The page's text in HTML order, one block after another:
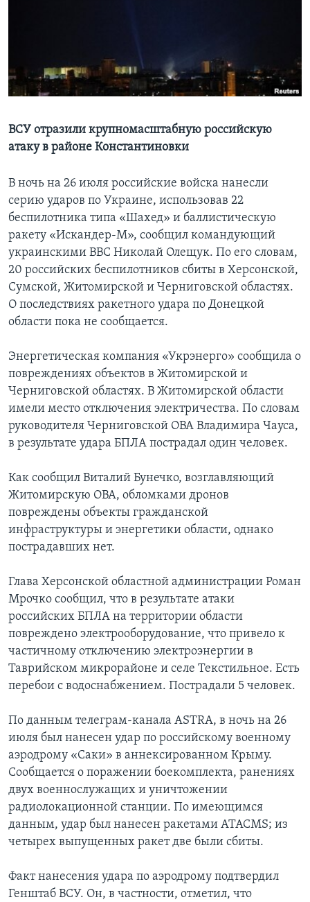
Языки
ВСУ отразили крупномасштабную российскую
атаку в районе Константиновки
В ночь на 26 июля российские войска нанесли
серию ударов по Украине, использовав 22
беспилотника типа «Шахед» и баллистическую
ракету «Искандер-М», сообщил командующий
украинскими ВВС Николай Олещук. По его словам,
20 российских беспилотников сбиты в Херсонской,
Сумской, Житомирской и Черниговской областях.
О последствиях ракетного удара по Донецкой
области пока не сообщается.
Энергетическая компания «Укрэнерго» сообщила о
повреждениях объектов в Житомирской и
Черниговской областях. В Житомирской области
имели место отключения электричества. По словам
руководителя Черниговской ОВА Владимира Чауса,
в результате удара БПЛА пострадал один человек.
Как сообщил Виталий Бунечко, возглавляющий
Житомирскую ОВА, обломками дронов
повреждены объекты гражданской
инфраструктуры и энергетики области, однако
пострадавших нет.
Глава Херсонской областной администрации Роман
Мрочко сообщил, что в результате атаки
российских БПЛА на территории области
повреждено электрооборудование, что привело к
частичному отключению электроэнергии в
Таврийском микрорайоне и селе Текстильное. Есть
перебои с водоснабжением. Пострадали 5 человек.
По данным телеграм-канала ASTRA, в ночь на 26
июля был нанесен удар по российскому военному
аэродрому «Саки» в аннексированном Крыму.
Сообщается о поражении боекомплекта, ранениях
двух военнослужащих и уничтожении
радиолокационной станции. По имеющимся
данным, удар был нанесен ракетами ATACMS; из
четырех выпущенных ракет две были сбиты.
Факт нанесения удара по аэродрому подтвердил
Генштаб ВСУ. Он, в частности, отметил, что